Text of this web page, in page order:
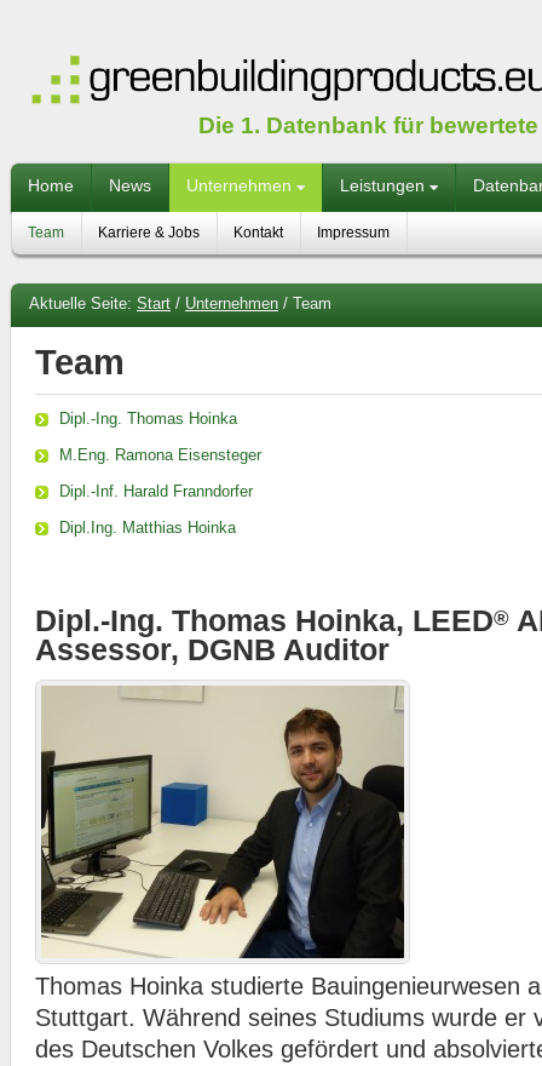
Die 1. Datenbank für
Home News Unternehmen Leistungen
Team Karriere & Jobs Kontakt Impressum
Aktuelle Seite: Start / Unternehmen / Team
Team
Dipl.-Ing. Thomas Hoinka
M.Eng. Ramona Eisensteger
Dipl.-Inf. Harald Franndorfer
Dipl.Ing. Matthias Hoinka
Dipl.-Ing. Thomas Hoinka, LEED®
Assessor, DGNB Auditor
Thomas Hoinka studierte Bauingenieurwesen
Stuttgart. Während seines Studiums wurde er
des Deutschen Volkes gefördert und